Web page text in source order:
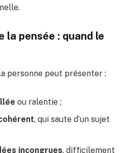
la pensée : quand le
personne peut présenter :
ou ralentie ;
, qui saute d’un sujet
incongrues, difficilement